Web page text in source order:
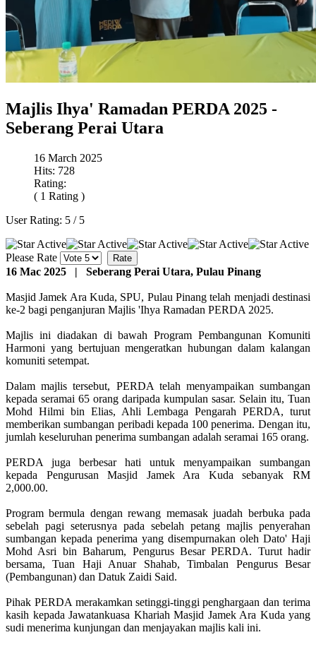
Majlis Ihya' Ramadan PERDA 2025 -
Seberang Perai Utara
16 March 2025
Hits: 728
Rating:
( 1 Rating )
User Rating: 5 / 5
Please Rate
16 Mac 2025 | Seberang Perai Utara, Pulau Pinang
Masjid Jamek Ara Kuda, SPU, Pulau Pinang telah menjadi destinasi
ke-2 bagi penganjuran Majlis 'Ihya Ramadan PERDA 2025.
Majlis ini diadakan di bawah Program Pembangunan Komuniti
Harmoni yang bertujuan mengeratkan hubungan dalam kalangan
komuniti setempat.
Dalam majlis tersebut, PERDA telah menyampaikan sumbangan
kepada seramai 65 orang daripada kumpulan sasar. Selain itu, Tuan
Mohd Hilmi bin Elias, Ahli Lembaga Pengarah PERDA, turut
memberikan sumbangan peribadi kepada 100 penerima. Dengan itu,
jumlah keseluruhan penerima sumbangan adalah seramai 165 orang.
PERDA juga berbesar hati untuk menyampaikan sumbangan
kepada Pengurusan Masjid Jamek Ara Kuda sebanyak RM
2,000.00.
Program bermula dengan rewang memasak juadah berbuka pada
sebelah pagi seterusnya pada sebelah petang majlis penyerahan
sumbangan kepada penerima yang disempurnakan oleh Dato' Haji
Mohd Asri bin Baharum, Pengurus Besar PERDA. Turut hadir
bersama, Tuan Haji Anuar Shahab, Timbalan Pengurus Besar
(Pembangunan) dan Datuk Zaidi Said.
Pihak PERDA merakamkan setinggi-tinggi penghargaan dan terima
kasih kepada Jawatankuasa Khariah Masjid Jamek Ara Kuda yang
sudi menerima kunjungan dan menjayakan majlis kali ini.